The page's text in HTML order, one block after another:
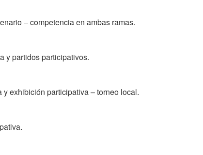
– competencia en ambas ramas.
y partidos participativos.
y exhibición participativa – torneo local.